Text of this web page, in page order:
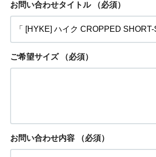
お問い合わせタイトル （必須）
ご希望サイズ （必須）
お問い合わせ内容 （必須）